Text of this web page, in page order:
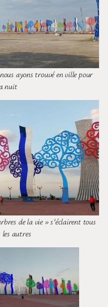
ayons trouvé en ville pour
nuit
de la vie » s’éclairent tous
les autres